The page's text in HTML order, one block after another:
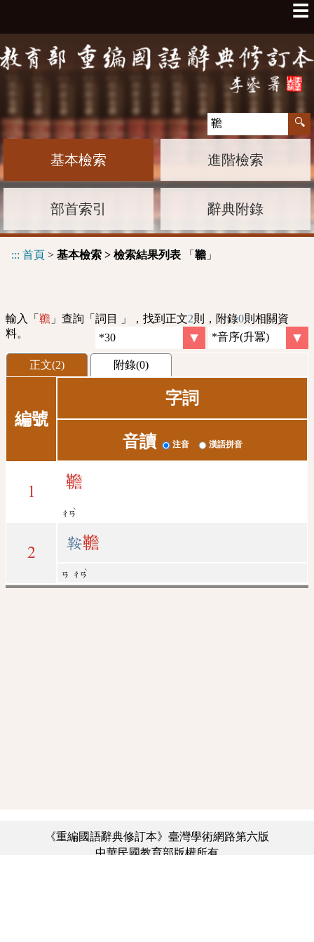
☰
基本檢索 進階檢索
部首索引 辭典附錄
::: 首頁 > 基本檢索 > 檢索結果列表 「 韂 」
輸入「 韂 」查詢「詞目 」，找到正文2則，附錄0則相關資
料。
正文(2) 附錄(0)
編號
字詞
音讀 注音 漢語拼音
1
韂
ㄔㄢ
ˋ
2
鞍韂
ㄢ ㄔㄢ
ˋ
《重編國語辭典修訂本》臺灣學術網路第六版
中華民國教育部版權所有